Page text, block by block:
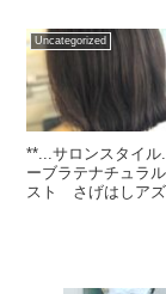
Uncategorized
**...サロンスタイル
ーブラテナチュラ
スト さげはしアズ